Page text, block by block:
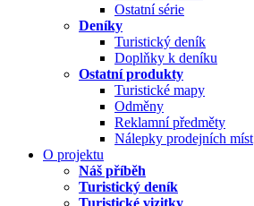
Ostatní série
Deníky
Turistický deník
Doplňky k deníku
Ostatní produkty
Turistické mapy
Odměny
Reklamní předměty
Nálepky prodejních míst
O projektu
Náš příběh
Turistický deník
Turistické vizitky